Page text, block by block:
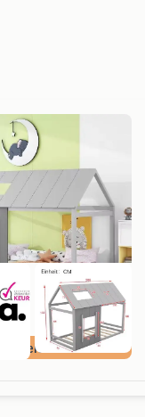
met 9+